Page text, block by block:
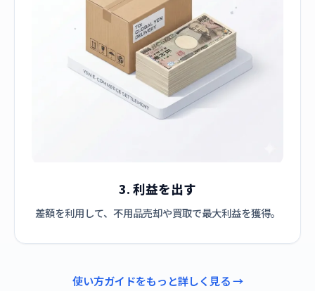
3. 利益を出す
差額を利用して、不用品売却や買取で最大利益を獲得。
使い方ガイドをもっと詳しく見る →